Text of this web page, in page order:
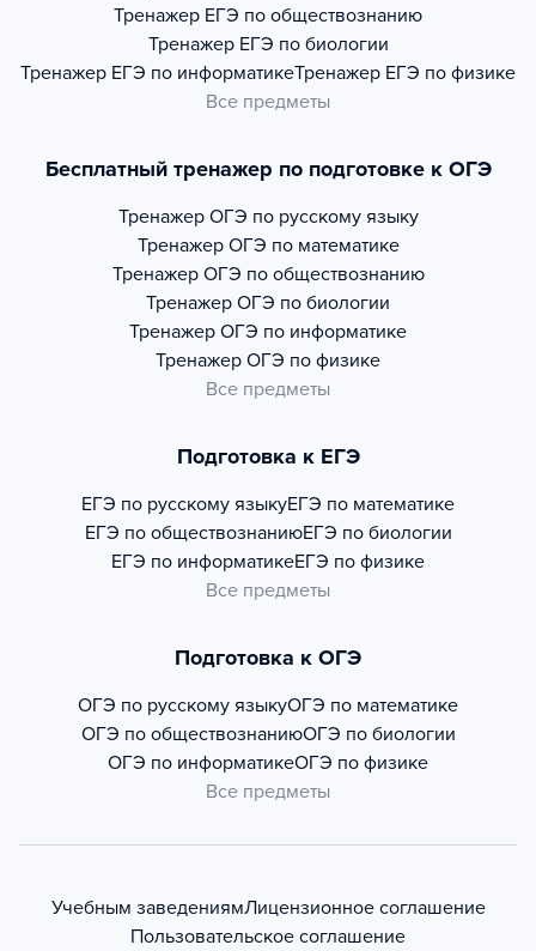
Тренажер ЕГЭ по обществознанию
Тренажер ЕГЭ по биологии
Тренажер ЕГЭ по информатикеТренажер ЕГЭ по физике
Все предметы
Бесплатный тренажер по подготовке к ОГЭ
Тренажер ОГЭ по русскому языку
Тренажер ОГЭ по математике
Тренажер ОГЭ по обществознанию
Тренажер ОГЭ по биологии
Тренажер ОГЭ по информатике
Тренажер ОГЭ по физике
Все предметы
Подготовка к ЕГЭ
ЕГЭ по русскому языкуЕГЭ по математике
ЕГЭ по обществознаниюЕГЭ по биологии
ЕГЭ по информатикеЕГЭ по физике
Все предметы
Подготовка к ОГЭ
ОГЭ по русскому языкуОГЭ по математике
ОГЭ по обществознаниюОГЭ по биологии
ОГЭ по информатикеОГЭ по физике
Все предметы
Учебным заведениямЛицензионное соглашение
Пользовательское соглашение